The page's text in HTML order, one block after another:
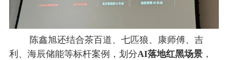
陈鑫旭还结合茶百道、七匹狼、康师傅、吉
利、海辰储能等标杆案例，划分AI落地红黑场景，